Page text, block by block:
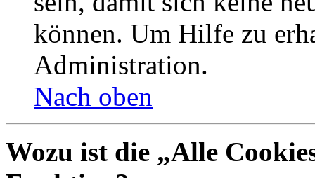
können. Um Hilfe zu
Administration.
Nach oben
Wozu ist die „Alle